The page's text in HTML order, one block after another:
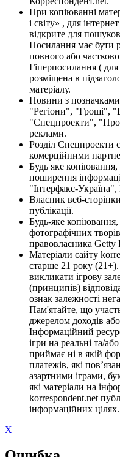
При копіюванні
і світу» , для
відкрите для
Посилання має бути
повного або
Гіперпосилання (
розміщена в
матеріалу.
Новини з
"Регіони", "Гроші",
"Спецпроекти",
реклами.
Розділ Спецпроекти
комерційними
Будь яке
поширення
"Інтерфакс-
Власник веб-
публікації.
Будь-яке
фотографічних
правовласника Getty
Матеріали сайту
старше 21 року
викликати ігрову
(принципів)
ознак залежності
Пам'ятайте, що
джерелом доходів
Інформаційний
ігри на реальні та/
приймає ні в якій
платежів, які
азартними іграми,
які матеріали на
korrespondent.net
інформаційних цілях.
X